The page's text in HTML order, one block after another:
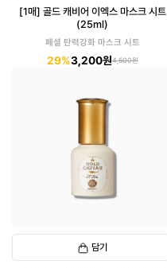
[1매] 골드 캐비어 이엑스 마스크 시트
(25ml)
페셜 탄력강화 마스크 시트
29%3,200원4,500원
담기